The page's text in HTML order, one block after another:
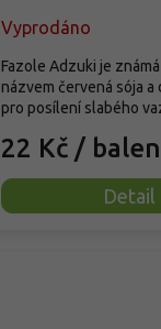
Vyprodáno
22 Kč /
Detail
Fazole Adzuki je
názvem červená sója a
pro posílení slabého